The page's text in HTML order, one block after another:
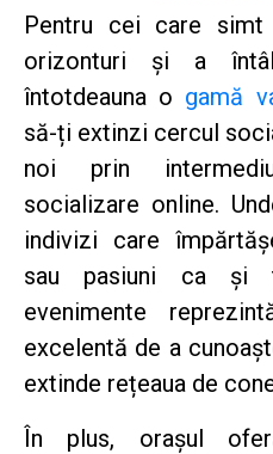
Pentru cei care
orizonturi și a
întotdeauna o gamă
să-ți extinzi cercul
noi prin
socializare online.
indivizi care
sau pasiuni ca și
evenimente
excelentă de a
extinde rețeaua de
În plus, orașul